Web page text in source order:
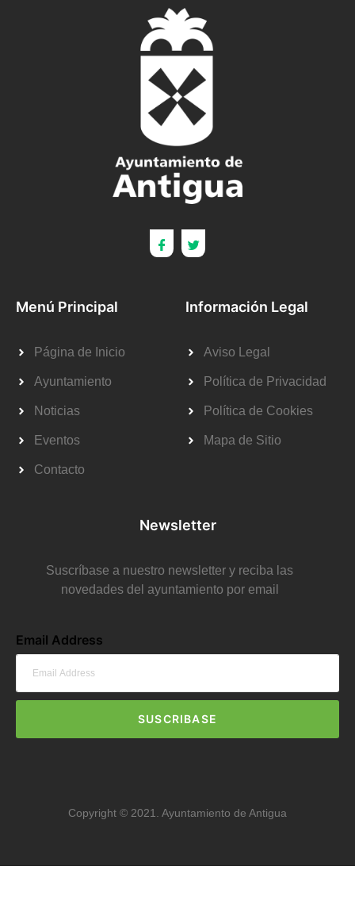
Menú Principal
Página de Inicio
Ayuntamiento
Noticias
Eventos
Contacto
Información Legal
Aviso Legal
Política de Privacidad
Política de Cookies
Mapa de Sitio
Newsletter
Suscríbase a nuestro newsletter y reciba las
novedades del ayuntamiento por email
Email Address
SUSCRIBASE
Copyright © 2021. Ayuntamiento de Antigua